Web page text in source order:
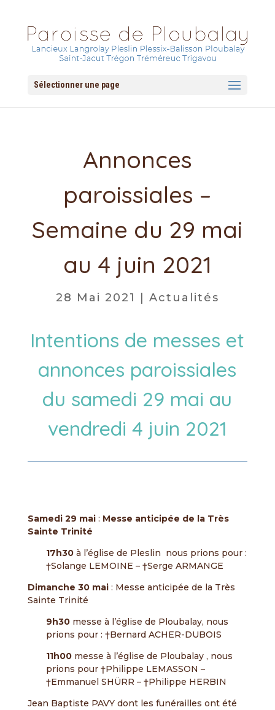
Sélectionner une page
Annonces
paroissiales –
Semaine du 29 mai
au 4 juin 2021
28 Mai 2021 Actualités
Intentions de messes et
annonces paroissiales
du samedi 29 mai au
vendredi 4 juin 2021
Samedi 29 mai : Messe anticipée de la Très
Sainte Trinité
17h30à l’église de Pleslin nous prions pour :
†Solange LEMOINE – †Serge ARMANGE
Dimanche 30 mai : Messe anticipée de la Très
Sainte Trinité
9h30messe à l’église de Ploubalay, nous
prions pour : †Bernard ACHER-DUBOIS
11h00messe à l’église de Ploubalay , nous
prions pour †Philippe LEMASSON –
†Emmanuel SHÜRR – †Philippe HERBIN
Jean Baptiste PAVY dont les funérailles ont été